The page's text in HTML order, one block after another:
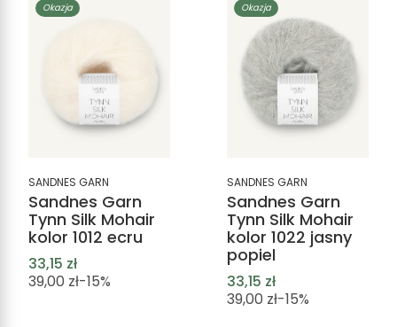
Okazja
SANDNES GARN
Sandnes Garn
Tynn Silk Mohair
kolor 1012 ecru
33,15 zł
39,00 zł-15%
Okazja
SANDNES GARN
Sandnes Garn
Tynn Silk Mohair
kolor 1022 jasny
popiel
33,15 zł
39,00 zł-15%